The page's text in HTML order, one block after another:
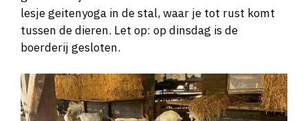
lesje geitenyoga in de stal, waar je tot rust komt
tussen de dieren. Let op: op dinsdag is de
boerderij gesloten.